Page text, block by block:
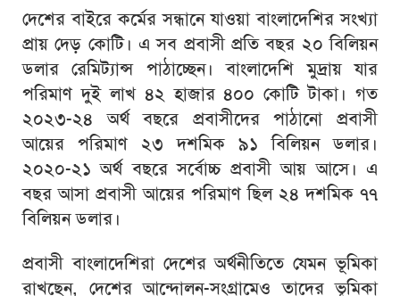
দেশের বাইরে কর্মের সন্ধানে যাওয়া বাংলাদেশির সংখ্যা
প্রায় দেড় কোটি। এ সব প্রবাসী প্রতি বছর ২০ বিলিয়ন
ডলার রেমিট্যান্স পাঠাচ্ছেন। বাংলাদেশি মুদ্রায় যার
পরিমাণ দুই লাখ ৪২ হাজার ৪০০ কোটি টাকা। গত
২০২৩-২৪ অর্থ বছরে প্রবাসীদের পাঠানো প্রবাসী
আয়ের পরিমাণ ২৩ দশমিক ৯১ বিলিয়ন ডলার।
২০২০-২১ অর্থ বছরে সর্বোচ্চ প্রবাসী আয় আসে। এ
বছর আসা প্রবাসী আয়ের পরিমাণ ছিল ২৪ দশমিক ৭৭
বিলিয়ন ডলার।
প্রবাসী বাংলাদেশিরা দেশের অর্থনীতিতে যেমন ভূমিকা
রাখছেন, দেশের আন্দোলন-সংগ্রামেও তাদের ভূমিকা